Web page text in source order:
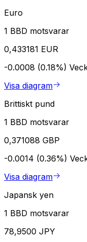
Euro
1 BBD motsvarar
0,433181 EUR
-0.0008 (0.18%)
Visa diagram
Brittiskt pund
1 BBD motsvarar
0,371088 GBP
-0.0014 (0.36%)
Visa diagram
Japansk yen
1 BBD motsvarar
78,9500 JPY